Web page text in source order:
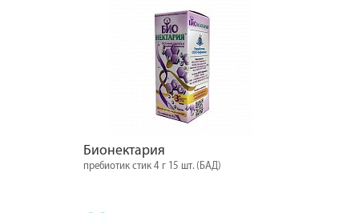
Бионектария
пребиотик стик 4 г 15 шт. (БАД)